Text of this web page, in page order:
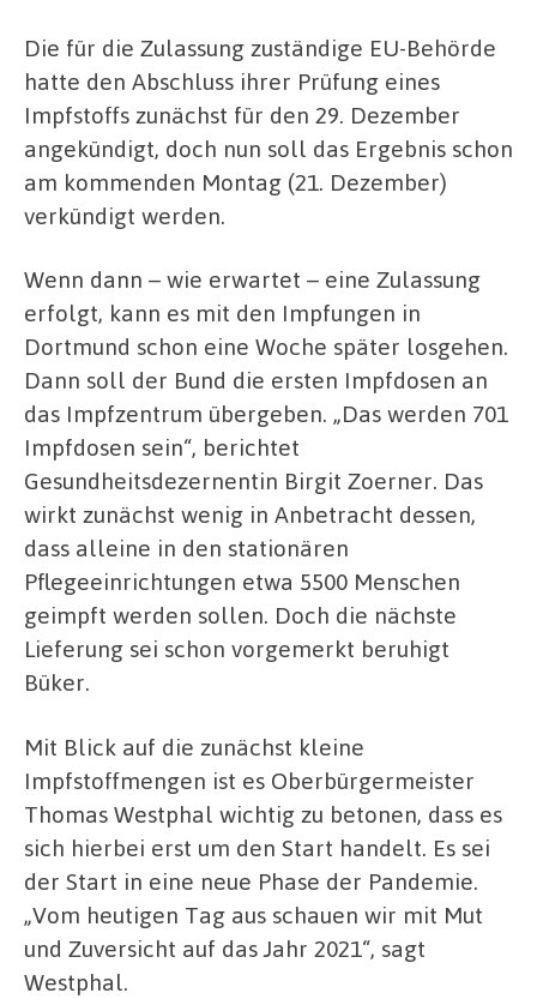
Die für die Zulassung zuständige EU-Behörde
hatte den Abschluss ihrer Prüfung eines
Impfstoffs zunächst für den 29. Dezember
angekündigt, doch nun soll das Ergebnis schon
am kommenden Montag (21. Dezember)
verkündigt werden.
Wenn dann – wie erwartet – eine Zulassung
erfolgt, kann es mit den Impfungen in
Dortmund schon eine Woche später losgehen.
Dann soll der Bund die ersten Impfdosen an
das Impfzentrum übergeben. „Das werden 701
Impfdosen sein“, berichtet
Gesundheitsdezernentin Birgit Zoerner. Das
wirkt zunächst wenig in Anbetracht dessen,
dass alleine in den stationären
Pflegeeinrichtungen etwa 5500 Menschen
geimpft werden sollen. Doch die nächste
Lieferung sei schon vorgemerkt beruhigt
Büker.
Mit Blick auf die zunächst kleine
Impfstoffmengen ist es Oberbürgermeister
Thomas Westphal wichtig zu betonen, dass es
sich hierbei erst um den Start handelt. Es sei
der Start in eine neue Phase der Pandemie.
„Vom heutigen Tag aus schauen wir mit Mut
und Zuversicht auf das Jahr 2021“, sagt
Westphal.